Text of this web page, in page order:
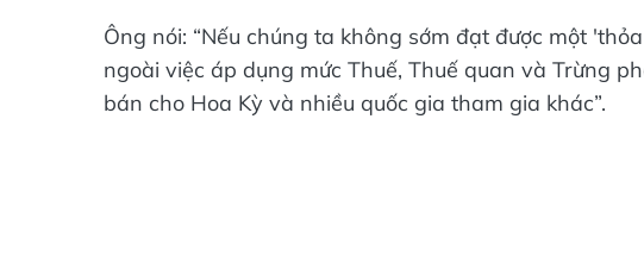
Ông nói: “Nếu chúng ta không sớm đạt được một
ngoài việc áp dụng mức Thuế, Thuế quan và Trừng
bán cho Hoa Kỳ và nhiều quốc gia tham gia khác”.